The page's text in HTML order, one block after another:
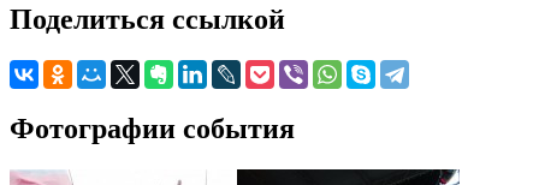
Поделиться ссылкой
Фотографии события